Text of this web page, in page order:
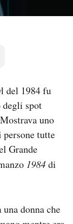
del 1984 fu
degli spot
uno
tutte
Grande
1984di
donna che